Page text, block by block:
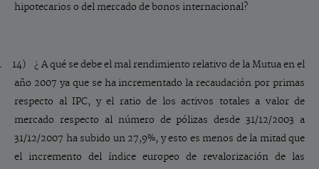
hipotecarios o del mercado de bonos internacional?
14)
¿ A qué se debe el mal rendimiento relativo de la Mutua en el
año 2007 ya que se ha incrementado la recaudación por primas
respecto al IPC, y el ratio de los activos totales a valor de
mercado respecto al número de pólizas desde 31/12/2003 a
31/12/2007 ha subido un 27,9%, y esto es menos de la mitad que
el incremento del índice europeo de revalorización de las